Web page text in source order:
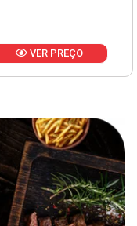
VER PREÇO